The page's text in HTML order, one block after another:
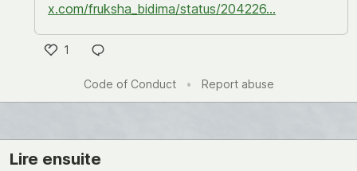
x.com/fruksha_bidima/status/204226...
1
Code of Conduct
• Report abuse
Lire ensuite